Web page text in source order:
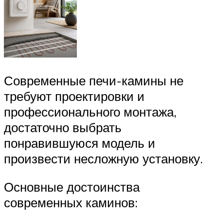
Современные печи-камины не
требуют проектировки и
профессионального монтажа,
достаточно выбрать
понравившуюся модель и
произвести несложную установку.
Основные достоинства
современных каминов: